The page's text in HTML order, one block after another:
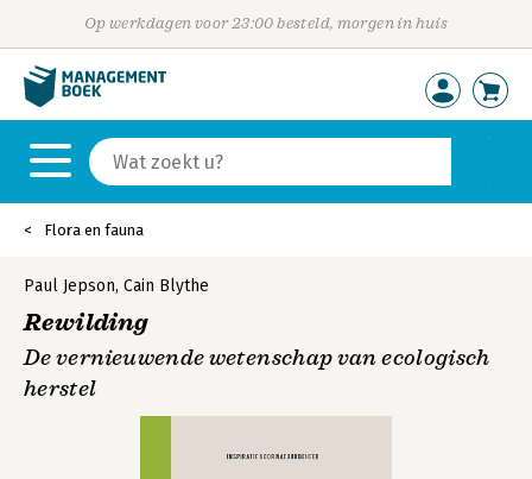
Op werkdagen voor 23:00 besteld, morgen in huis
Flora en fauna
Paul Jepson, Cain Blythe
Rewilding
De vernieuwende wetenschap van ecologisch
herstel